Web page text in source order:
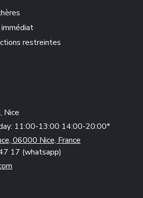
restreintes
Nice
11:00-13:00 14:00-20:00*
06000 Nice, France
17 (whatsapp)